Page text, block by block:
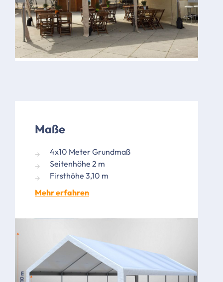
Maße
4x10 Meter Grundmaß
Seitenhöhe 2 m
Firsthöhe 3,10 m
Mehr erfahren